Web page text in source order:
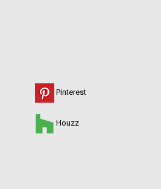
Pinterest
Houzz